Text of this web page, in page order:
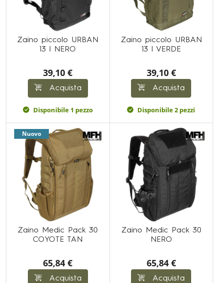
Zaino piccolo URBAN
13 l NERO
39,10 €
Acquista
Disponibile 1 pezzo
Zaino piccolo URBAN
13 l VERDE
39,10 €
Acquista
Disponibile 2 pezzi
Nuovo
Zaino Medic Pack 30
COYOTE TAN
65,84 €
Acquista
Zaino Medic Pack 30
NERO
65,84 €
Acquista